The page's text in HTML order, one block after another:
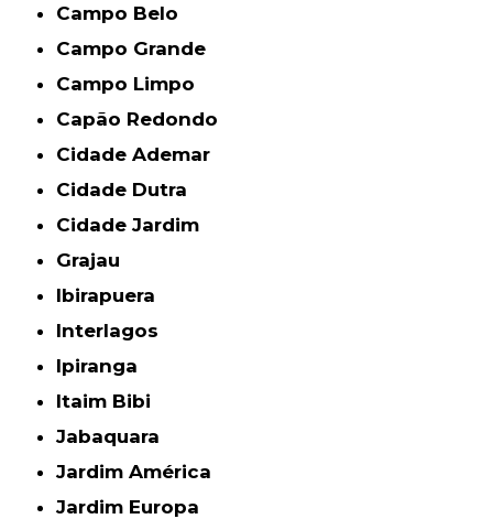
Campo Belo
Campo Grande
Campo Limpo
Capão Redondo
Cidade Ademar
Cidade Dutra
Cidade Jardim
Grajau
Ibirapuera
Interlagos
Ipiranga
Itaim Bibi
Jabaquara
Jardim América
Jardim Europa